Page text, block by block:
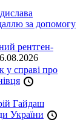
за допомогу
рентген-
у справі про
Гайдаш
України